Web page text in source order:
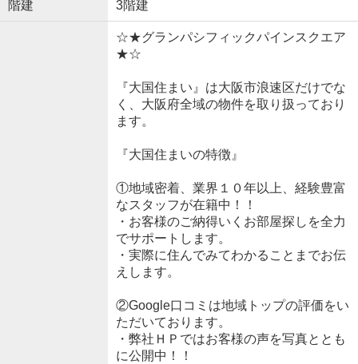
階建 3階建
☆★グランパシフィックパインスクエア
★☆
『大国住まい』は大阪市浪速区だけでな
く、大阪府全域の物件を取り扱っており
ます。
『大国住まいの特徴』
①地域密着、業界１０年以上、経験豊富
なスタッフが在籍中！！
・お客様のご納得いくお部屋探しを全力
でサポートします。
・実際に住んでみてわかることまでお伝
えします。
②Google口コミは地域トップの評価をい
ただいております。
・弊社ＨＰではお客様の声を写真ととも
に公開中！！